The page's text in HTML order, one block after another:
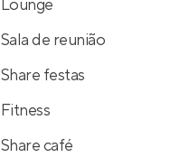
Lounge
Sala de reunião
Share festas
Fitness
Share café